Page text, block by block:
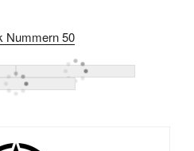
Nummern 50